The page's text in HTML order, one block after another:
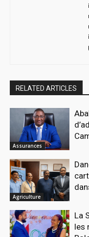
RELATED ARTICLES
Assurances
Agriculture
La
les